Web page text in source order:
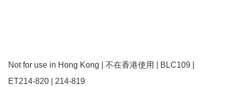
Not for use in Hong Kong | 不在香港使用 | BLC109 |
ET214-820 | 214-819